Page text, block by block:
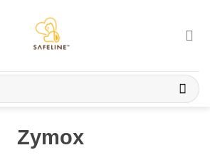
Zymox